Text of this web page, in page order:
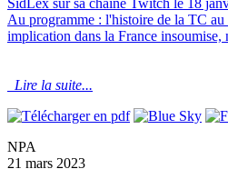
Au programme : l'histoire de la TC
implication dans la France insoumise,
Lire la suite...
NPA
21 mars 2023